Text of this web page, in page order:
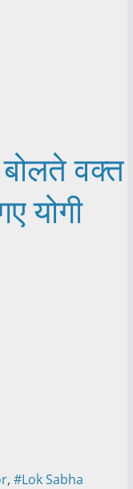
वक्त
योगी
, #Lok Sabha